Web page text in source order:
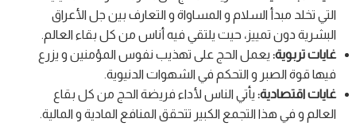
التي تخلد مبدأ السلام و المساواة و التعارف بين جل الأعراق
البشرية دون تمييز، حيت يلتقي فيه أناس من كل بقاء العالم.
غايات تربوية: يعمل الحج على تهذيب نفوس المؤمنين و يزرع
فيها قوة الصبر و التحكم في الشهوات الدنيوية.
غايات اقتصادية: يأتي الناس لأداء فريضة الحج من كل بقاع
العالم و في هذا التجمع الكبير تتحقق المنافع المادية و المالية.